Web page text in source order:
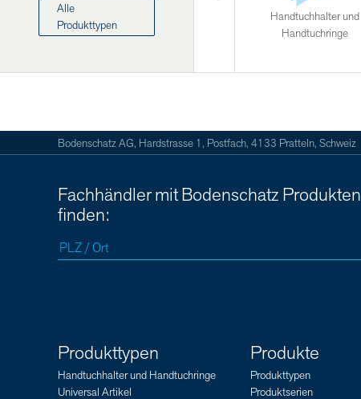
Alle
Produkttypen
Handtuchhalter und
Handtuchringe
Bodenschatz AG, Hardstrasse 1, Postfach, 4133 Pratteln, Schweiz
Fachhändler mit Bodenschatz Produkten
finden:
Produkttypen
Handtuchhalter und Handtuchringe
Universal Artikel
Produkte
Produkttypen
Produktserien